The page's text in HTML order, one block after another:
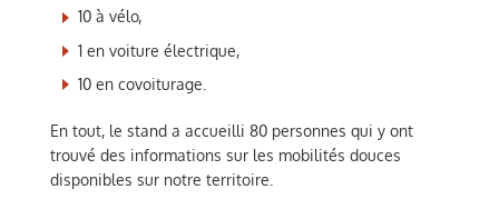
10 à vélo,
1 en voiture électrique,
10 en covoiturage.
En tout, le stand a accueilli 80 personnes qui y ont
trouvé des informations sur les mobilités douces
disponibles sur notre territoire.